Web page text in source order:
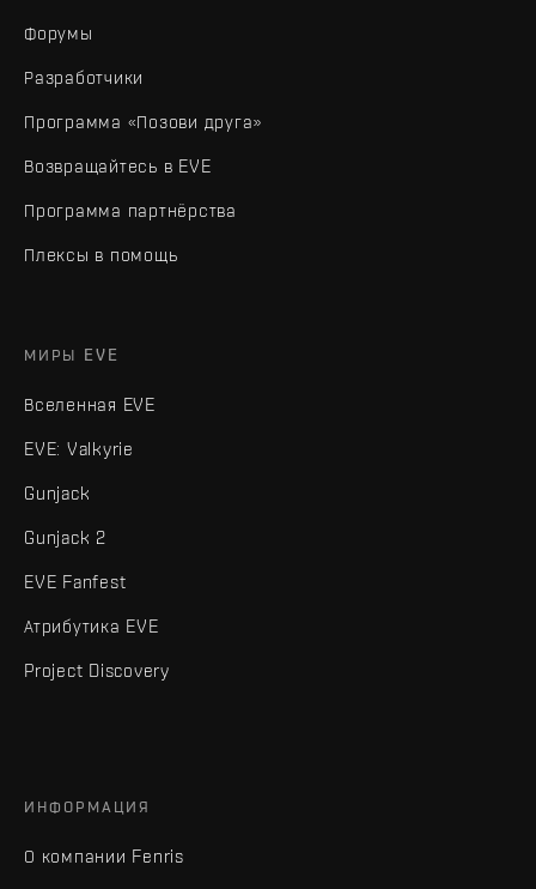
Форумы
Разработчики
Программа «Позови друга»
Возвращайтесь в EVE
Программа партнёрства
Плексы в помощь
МИРЫ EVE
Вселенная EVE
EVE: Valkyrie
Gunjack
Gunjack 2
EVE Fanfest
Атрибутика EVE
Project Discovery
ИНФОРМАЦИЯ
О компании Fenris